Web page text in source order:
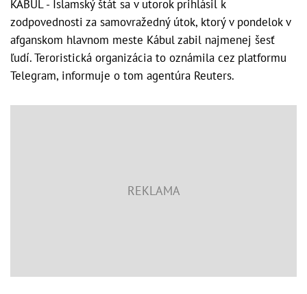
KÁBUL - Islamský štát sa v utorok prihlásil k
zodpovednosti za samovražedný útok, ktorý v pondelok v
afganskom hlavnom meste Kábul zabil najmenej šesť
ľudí. Teroristická organizácia to oznámila cez platformu
Telegram, informuje o tom agentúra Reuters.